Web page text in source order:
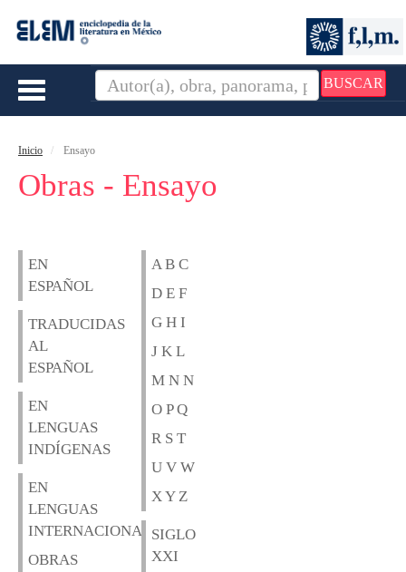
BUSCAR
Toggle
Inicio Ensayo
Obras - Ensayo
EN
ESPAÑOL
TRADUCIDAS
AL
ESPAÑOL
EN
LENGUAS
INDÍGENAS
EN
LENGUAS
INTERNACIONALES
OBRAS
A B C
D E F
G H I
J K L
M N N
O P Q
R S T
U V W
X Y Z
SIGLO
XXI